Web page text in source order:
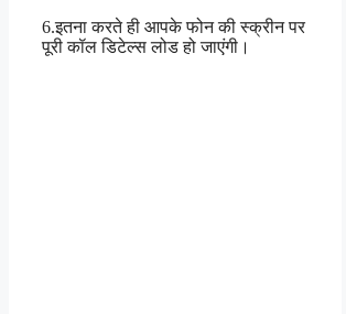
6.इतना करते ही आपके फोन की स्क्रीन पर
पूरी कॉल डिटेल्स लोड हो जाएंगी।